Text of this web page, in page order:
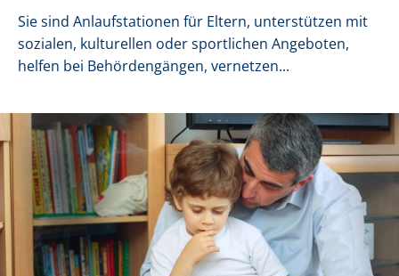
Sie sind Anlaufstationen für Eltern, unterstützen mit
sozialen, kulturellen oder sportlichen Angeboten,
helfen bei Behördengängen, vernetzen...